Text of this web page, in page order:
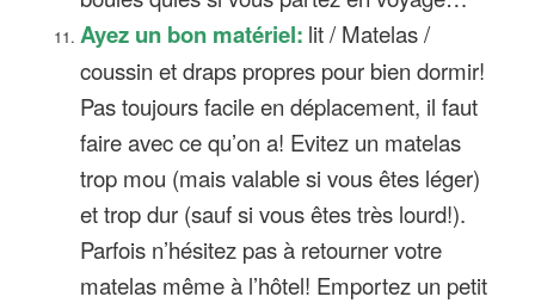
Ayez un bon matériel: lit / Matelas /
coussin et draps propres pour bien dormir!
Pas toujours facile en déplacement, il faut
faire avec ce qu’on a! Evitez un matelas
trop mou (mais valable si vous êtes léger)
et trop dur (sauf si vous êtes très lourd!).
Parfois n’hésitez pas à retourner votre
matelas même à l’hôtel! Emportez un petit